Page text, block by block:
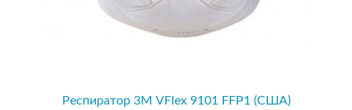
Респиратор 3М VFlex 9101 FFP1 (США)